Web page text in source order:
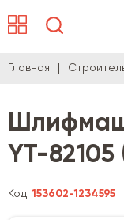
Главная
YT-
Код:153602-1234595